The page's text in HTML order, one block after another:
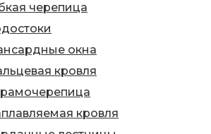
черепица
окна
кровля
кровля